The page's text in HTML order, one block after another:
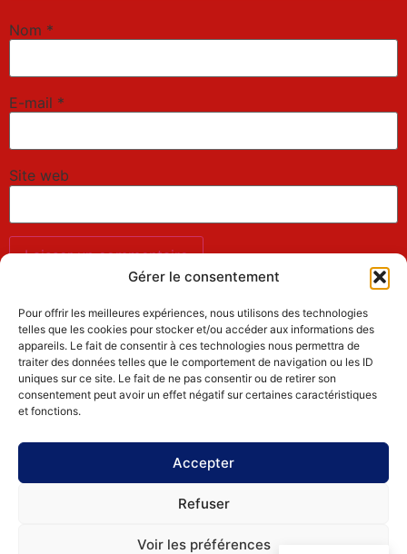
Gérer le consentement
Pour offrir les meilleures expériences, nous utilisons des technologies
telles que les cookies pour stocker et/ou accéder aux informations des
appareils. Le fait de consentir à ces technologies nous permettra de
traiter des données telles que le comportement de navigation ou les ID
uniques sur ce site. Le fait de ne pas consentir ou de retirer son
consentement peut avoir un effet négatif sur certaines caractéristiques
et fonctions.
Accepter
Refuser
Voir les préférences
Nom *
E-mail *
Site web
ICI ON
Politique de